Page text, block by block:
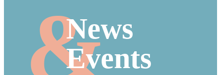
News
Events